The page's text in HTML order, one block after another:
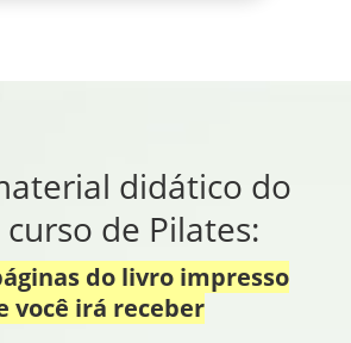
didático do
de Pilates:
do livro impresso
você irá receber